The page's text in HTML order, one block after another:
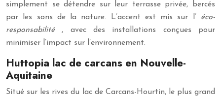
simplement se détendre sur leur terrasse privée, bercés
par les sons de la nature. L’accent est mis sur l’ éco-
responsabilité , avec des installations conçues pour
minimiser l’impact sur l’environnement.
Huttopia lac de carcans en Nouvelle-
Aquitaine
Situé sur les rives du lac de Carcans-Hourtin, le plus grand